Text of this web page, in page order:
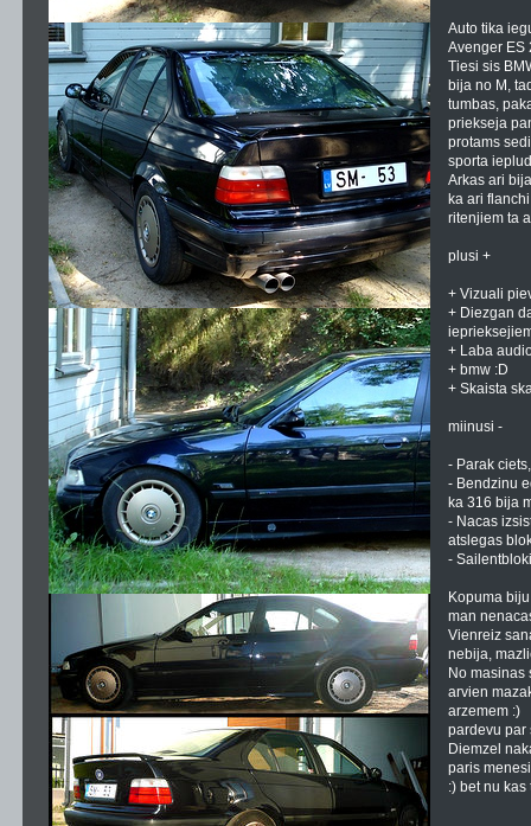
Auto tika
Avenger ES
Tiesi sis
bija no M,
tumbas,
priekseja
protams
sporta
Arkas ari
ka ari
ritenjiem ta
plusi +
+ Vizuali
+ Diezgan
+ Laba
+ bmw :D
+ Skaista
miinusi -
- Parak
- Bendzinu
ka 316 bija
- Nacas
atslegas
-
Kopuma
man
Vienreiz
nebija,
No masinas
arvien
arzemem :)
pardevu par
Diemzel
paris
:) bet nu